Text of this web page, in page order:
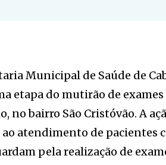
Municipal de Saúde de
etapa do mutirão de
no bairro São Cristóvão. A
atendimento de pacientes
pela realização de